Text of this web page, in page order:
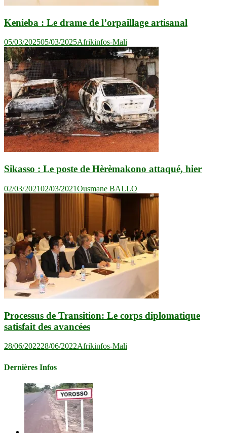
Kenieba : Le drame de l’orpaillage artisanal
05/03/202505/03/2025Afrikinfos-Mali
Sikasso : Le poste de Hèrèmakono attaqué, hier
02/03/202102/03/2021Ousmane BALLO
Processus de Transition: Le corps diplomatique
satisfait des avancées
28/06/202228/06/2022Afrikinfos-Mali
Dernières Infos